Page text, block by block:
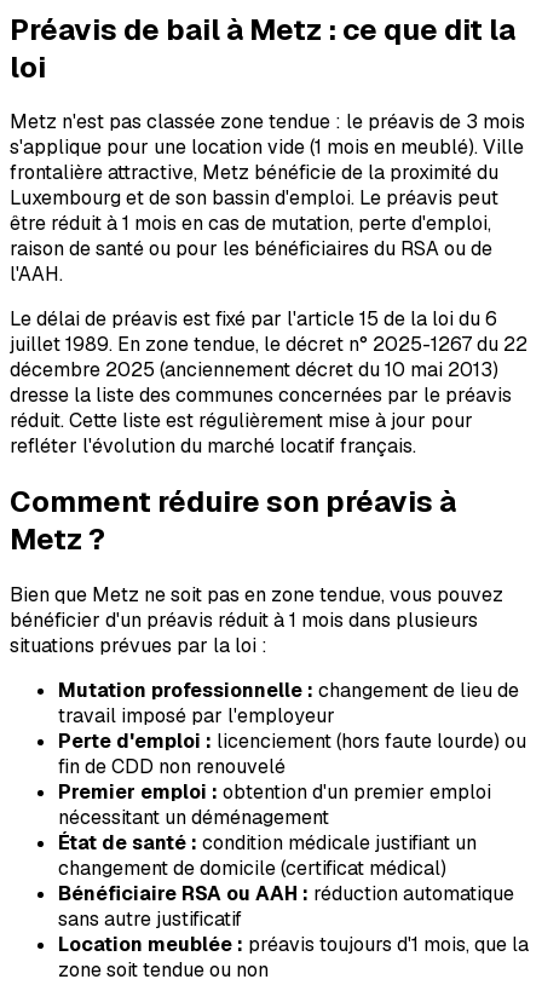
Préavis de bail à Metz : ce que dit la
loi
Metz n'est pas classée zone tendue : le préavis de 3 mois
s'applique pour une location vide (1 mois en meublé). Ville
frontalière attractive, Metz bénéficie de la proximité du
Luxembourg et de son bassin d'emploi. Le préavis peut
être réduit à 1 mois en cas de mutation, perte d'emploi,
raison de santé ou pour les bénéficiaires du RSA ou de
l'AAH.
Le délai de préavis est fixé par l'article 15 de la loi du 6
juillet 1989. En zone tendue, le décret n° 2025-1267 du 22
décembre 2025 (anciennement décret du 10 mai 2013)
dresse la liste des communes concernées par le préavis
réduit. Cette liste est régulièrement mise à jour pour
refléter l'évolution du marché locatif français.
Comment réduire son préavis à
Metz?
Bien que Metz ne soit pas en zone tendue, vous pouvez
bénéficier d'un préavis réduit à 1 mois dans plusieurs
situations prévues par la loi :
Mutation professionnelle : changement de lieu de
travail imposé par l'employeur
Perte d'emploi : licenciement (hors faute lourde) ou
fin de CDD non renouvelé
Premier emploi : obtention d'un premier emploi
nécessitant un déménagement
État de santé : condition médicale justifiant un
changement de domicile (certificat médical)
Bénéficiaire RSA ou AAH : réduction automatique
sans autre justificatif
Location meublée : préavis toujours d'1 mois, que la
zone soit tendue ou non